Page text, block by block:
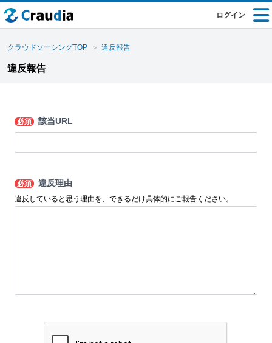
ログイン
クラウドソーシングTOP 違反報告
違反報告
必須 該当URL
必須 違反理由
違反していると思う理由を、できるだけ具体的にご報告ください。